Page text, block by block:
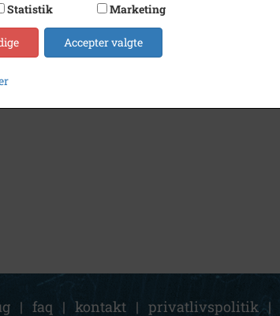
| faq | kontakt | privatlivspolitik |
Statistik Marketing
Accepter valgte